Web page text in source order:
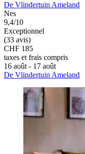
De Vlindertuin Ameland
Nes
9,4/10
Exceptionnel
(33 avis)
CHF 185
taxes et frais compris
16 août - 17 août
De Vlindertuin Ameland